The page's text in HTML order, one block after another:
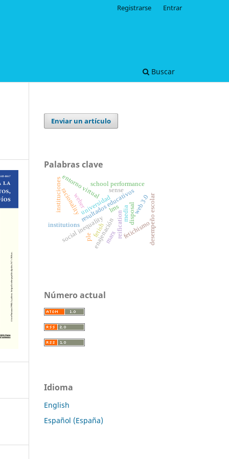
Buscar
Registrarse Entrar
Enviar un artículo
Palabras clave
universidad
fetichismo
resultados educativos desempeño escolar
social inequality
racionality
weber
institutions
instituciones
fetish
disposal
reification
enajenación
marx
media
ple
lms
entorno virtual
web 3.0
school performance
sense
Número actual
Idioma
English
Español (España)